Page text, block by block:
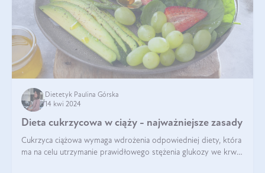
Dietetyk Paulina Górska
14 kwi 2024
Dieta cukrzycowa w ciąży - najważniejsze zasady
Cukrzyca ciążowa wymaga wdrożenia odpowiedniej diety, która
ma na celu utrzymanie prawidłowego stężenia glukozy we krwi i